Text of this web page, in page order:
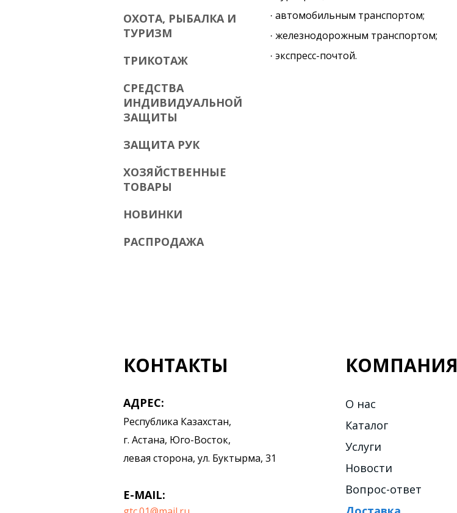
ОХОТА, РЫБАЛКА И
ТУРИЗМ
ТРИКОТАЖ
СРЕДСТВА
ИНДИВИДУАЛЬНОЙ
ЗАЩИТЫ
ЗАЩИТА РУК
ХОЗЯЙСТВЕННЫЕ
ТОВАРЫ
НОВИНКИ
РАСПРОДАЖА
· автомобильным транспортом;
· железнодорожным транспортом;
· экспресс-почтой.
КОНТАКТЫ
АДРЕС:
Республика Казахстан,
г. Астана, Юго-Восток,
левая сторона, ул. Буктырма, 31
E-MAIL:
КОМПАНИЯ
О нас
Каталог
Услуги
Новости
Вопрос-ответ